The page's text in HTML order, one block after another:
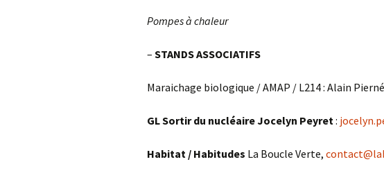
Pompes à chaleur
– STANDS ASSOCIATIFS
Maraichage biologique / AMAP / L214 : Alain Pierné
GL Sortir du nucléaire Jocelyn Peyret:
Habitat / Habitudes La Boucle Verte,